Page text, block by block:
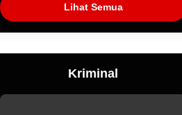
Lihat Semua
Kriminal